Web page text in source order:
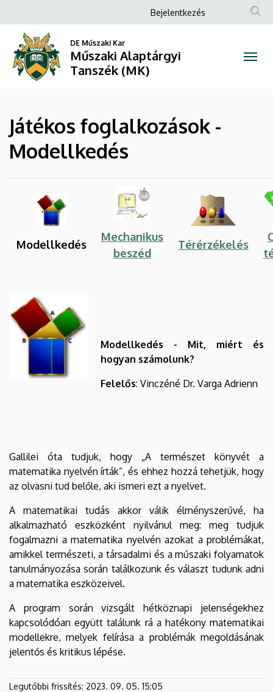
foglalkozások
Modellkedés
Műszaki
Alaptárgyi
(MK)
a
tartalomra
Anonim
fiók
menüje
Bejelentkezés
DE Műszaki Kar
Műszaki Alaptárgyi
Tanszék (MK)
Játékos foglalkozások -
Modellkedés
Modellkedés
Mechanikus
beszéd
Térérzékelés
Modellkedés - Mit, miért és
hogyan számolunk?
Felelős: Vinczéné Dr. Varga Adrienn
Gallilei óta tudjuk, hogy „A természet könyvét a
matematika nyelvén írták”, és ehhez hozzá tehetjük, hogy
az olvasni tud belőle, aki ismeri ezt a nyelvet.
A matematikai tudás akkor válik élményszerűvé, ha
alkalmazható eszközként nyilvánul meg: meg tudjuk
fogalmazni a matematika nyelvén azokat a problémákat,
amikkel természeti, a társadalmi és a műszaki folyamatok
tanulmányozása során találkozunk és választ tudunk adni
a matematika eszközeivel.
A program során vizsgált hétköznapi jelenségekhez
kapcsolódóan együtt találunk rá a hatékony matematikai
modellekre, melyek felírása a problémák megoldásának
jelentős és kritikus lépése.
Legutóbbi frissítés: 2023. 09. 05. 15:05